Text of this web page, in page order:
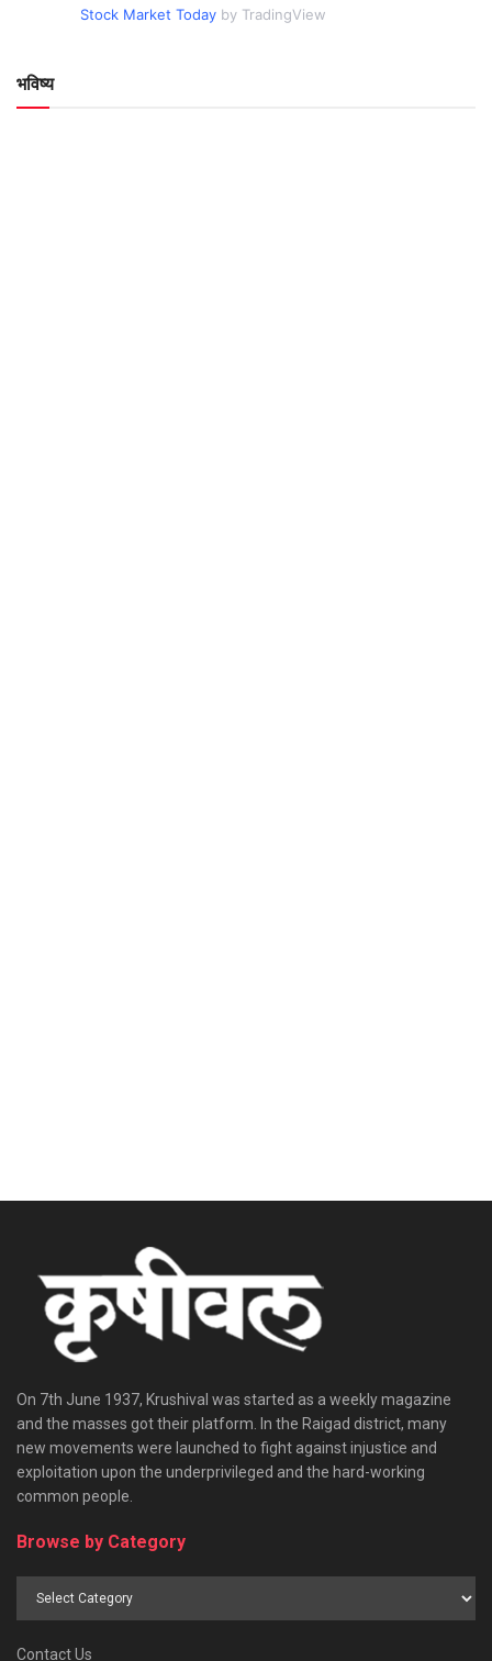
Stock Market Today by TradingView
भविष्य
On 7th June 1937, Krushival was started as a weekly magazine
and the masses got their platform. In the Raigad district, many
new movements were launched to fight against injustice and
exploitation upon the underprivileged and the hard-working
common people.
Browse by Category
Contact Us